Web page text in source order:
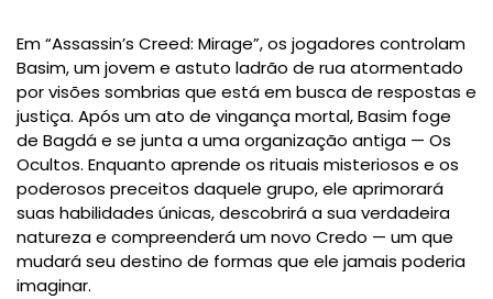
Em “Assassin’s Creed: Mirage”, os jogadores controlam
Basim, um jovem e astuto ladrão de rua atormentado
por visões sombrias que está em busca de respostas e
justiça. Após um ato de vingança mortal, Basim foge
de Bagdá e se junta a uma organização antiga — Os
Ocultos. Enquanto aprende os rituais misteriosos e os
poderosos preceitos daquele grupo, ele aprimorará
suas habilidades únicas, descobrirá a sua verdadeira
natureza e compreenderá um novo Credo — um que
mudará seu destino de formas que ele jamais poderia
imaginar.